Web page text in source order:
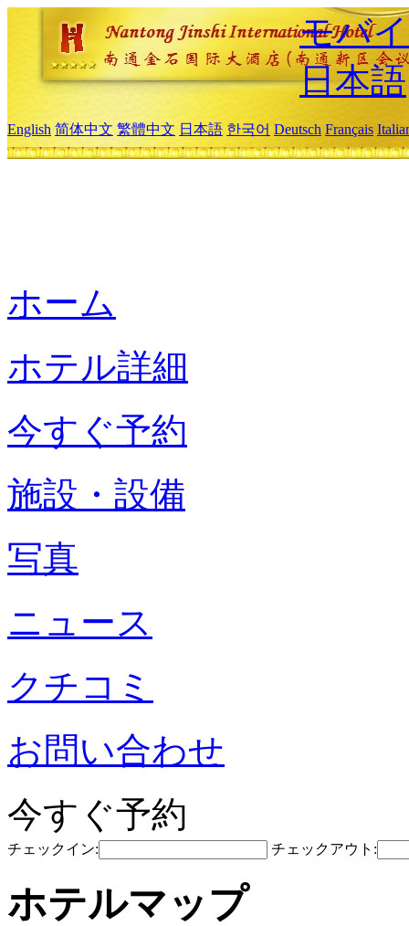
モバ
日本語
English 简体中文 繁體中文 日本語 한국어 Deutsch Français
ホーム
ホテル詳細
今すぐ予約
施設・設備
写真
ニュース
クチコミ
お問い合わせ
今すぐ予約
チェックイン: チェックアウト:
ホテルマップ